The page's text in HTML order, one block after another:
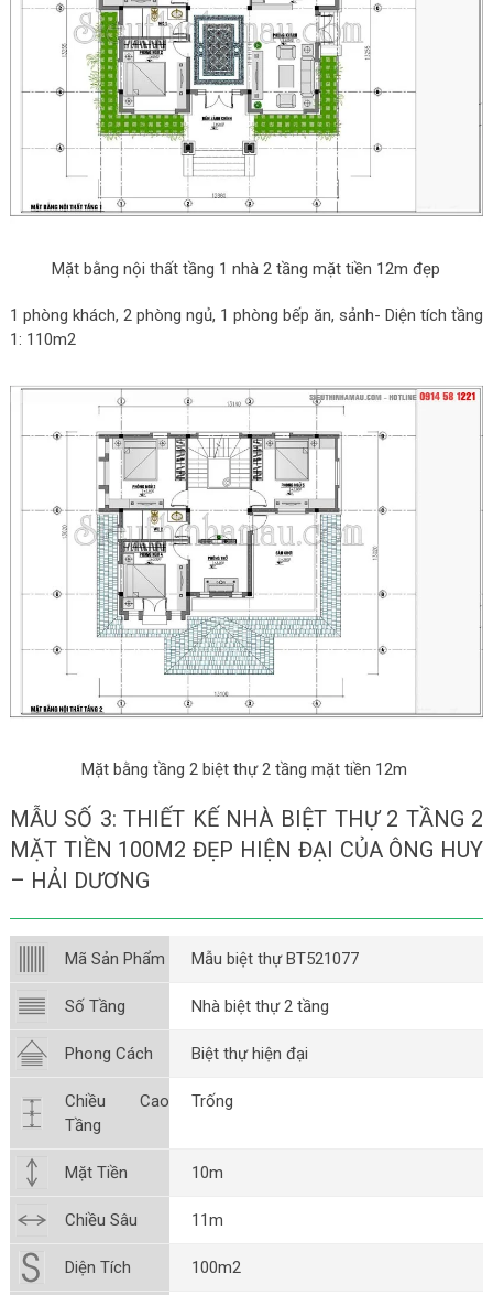
Mặt bằng nội thất tầng 1 nhà 2 tầng mặt tiền 12m đẹp
1 phòng khách, 2 phòng ngủ, 1 phòng bếp ăn, sảnh- Diện tích tầng
1: 110m2
Mặt bằng tầng 2 biệt thự 2 tầng mặt tiền 12m
MẪU SỐ 3: THIẾT KẾ NHÀ BIỆT THỰ 2 TẦNG 2
MẶT TIỀN 100M2 ĐẸP HIỆN ĐẠI CỦA ÔNG HUY
– HẢI DƯƠNG
Mã Sản Phẩm Mẫu biệt thự BT521077
Số Tầng Nhà biệt thự 2 tầng
Phong Cách Biệt thự hiện đại
Chiều Cao
Tầng
Trống
Mặt Tiền 10m
Chiều Sâu 11m
Diện Tích 100m2